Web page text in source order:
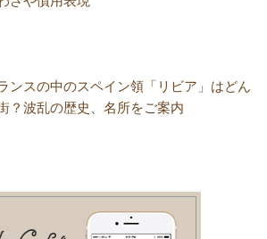
ンスの中のスペイン領「リビア」はどん
？波乱の歴史、名所をご案内